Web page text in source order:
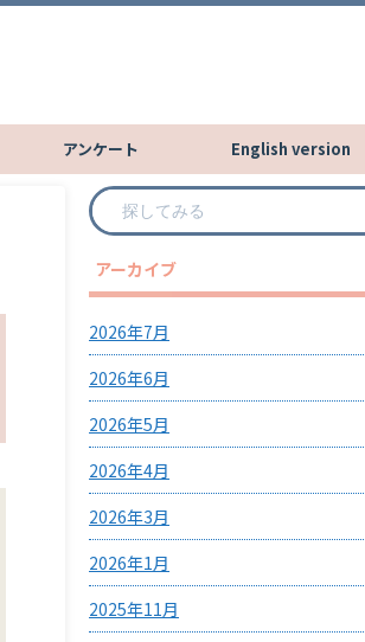
アンケート English version
アーカイブ
2026年7月
2026年6月
2026年5月
2026年4月
2026年3月
2026年1月
2025年11月